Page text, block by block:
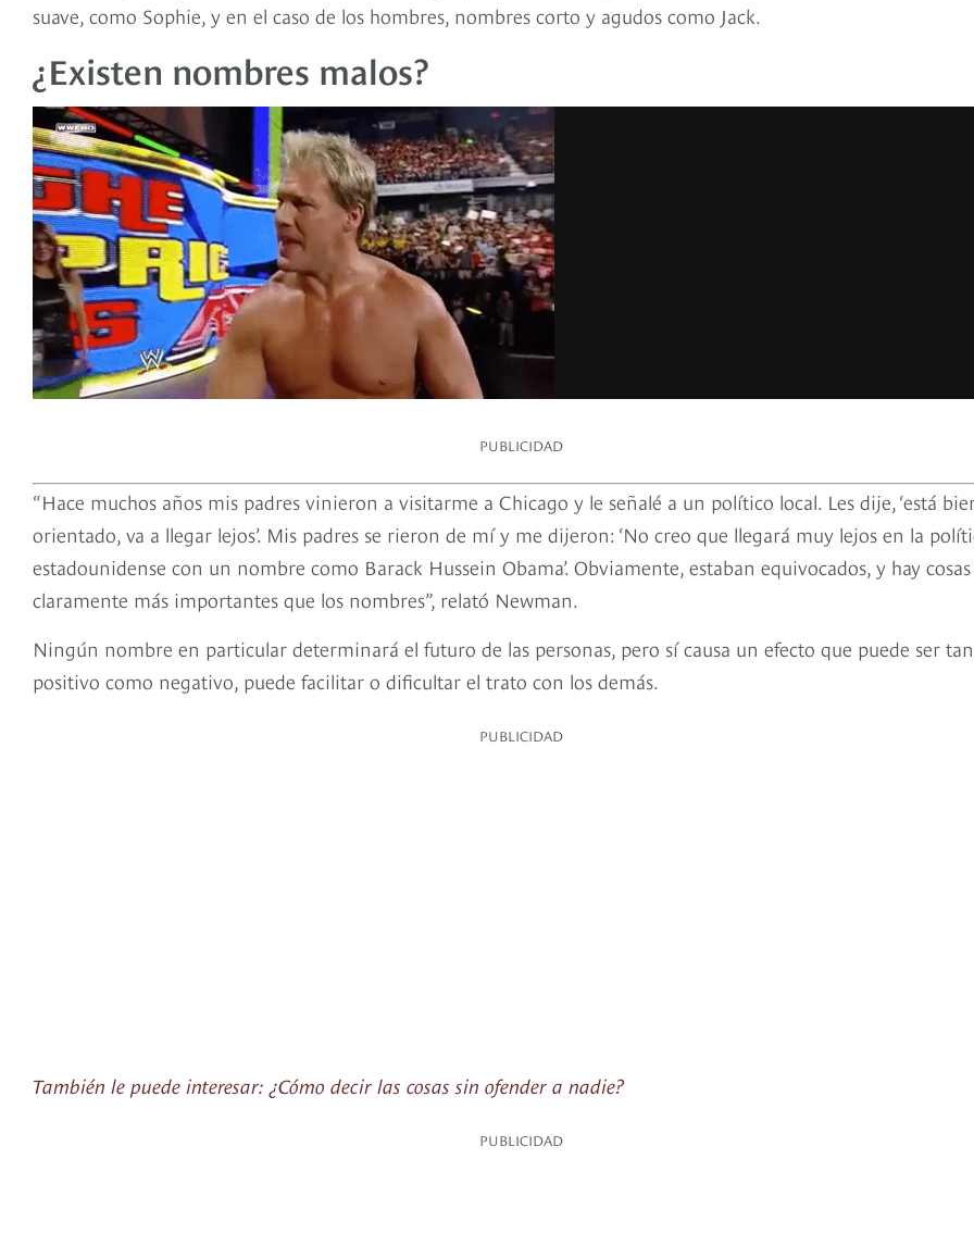
suave, como Sophie, y en el caso de los hombres, nombres corto y agudos como Jack.
¿Existen nombres malos?
PUBLICIDAD
“Hace muchos años mis padres vinieron a visitarme a Chicago y le señalé a un político local. Les dije, ‘está
orientado, va a llegar lejos’. Mis padres se rieron de mí y me dijeron: ‘No creo que llegará muy lejos en la
estadounidense con un nombre como Barack Hussein Obama’. Obviamente, estaban equivocados, y hay cosas
claramente más importantes que los nombres”, relató Newman.
Ningún nombre en particular determinará el futuro de las personas, pero sí causa un efecto que puede ser tan
positivo como negativo, puede facilitar o dificultar el trato con los demás.
PUBLICIDAD
También le puede interesar: ¿Cómo decir las cosas sin ofender a nadie?
PUBLICIDAD